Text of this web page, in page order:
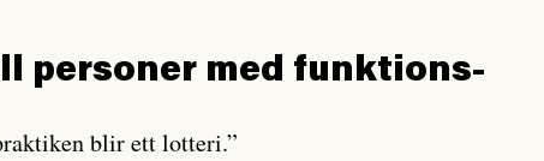
personer med funktions­
blir ett lotteri.”